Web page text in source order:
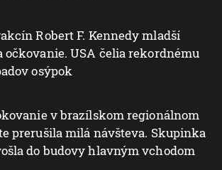
Robert F. Kennedy mladší
očkovanie. USA čelia rekordnému
osýpok
v brazílskom regionálnom
prerušila milá návšteva. Skupinka
do budovy hlavným vchodom